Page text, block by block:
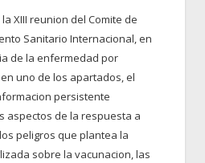
XIII reunion del Comite de
Sanitario Internacional, en
de la enfermedad por
uno de los apartados, el
persistente
aspectos de la respuesta a
peligros que plantea la
sobre la vacunacion, las